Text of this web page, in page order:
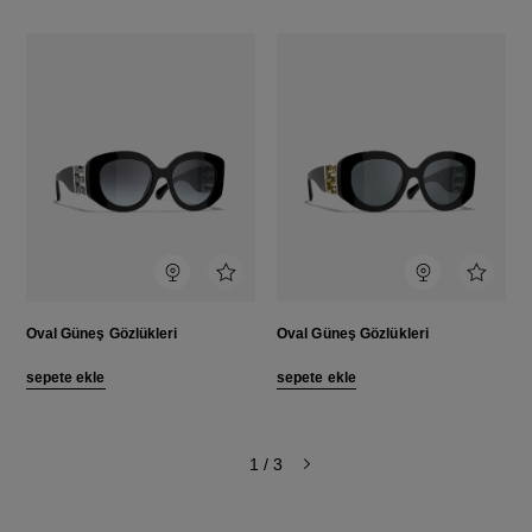
[add-to-wishlist]
Dene
Oval Güneş Gözlükleri
sepete ekle
[add-
Dene
Oval Güneş Gözlükleri
sepete ekle
1 / 3